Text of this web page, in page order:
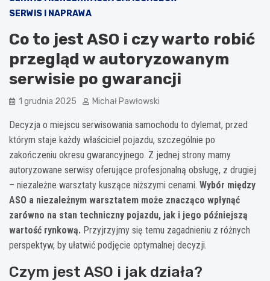
SERWIS I NAPRAWA
Co to jest ASO i czy warto robić
przegląd w autoryzowanym
serwisie po gwarancji
1 grudnia 2025 Michał Pawłowski
Decyzja o miejscu serwisowania samochodu to dylemat, przed
którym staje każdy właściciel pojazdu, szczególnie po
zakończeniu okresu gwarancyjnego. Z jednej strony mamy
autoryzowane serwisy oferujące profesjonalną obsługę, z drugiej
– niezależne warsztaty kuszące niższymi cenami. Wybór między
ASO a niezależnym warsztatem może znacząco wpłynąć
zarówno na stan techniczny pojazdu, jak i jego późniejszą
wartość rynkową. Przyjrzyjmy się temu zagadnieniu z różnych
perspektyw, by ułatwić podjęcie optymalnej decyzji.
Czym jest ASO i jak działa?